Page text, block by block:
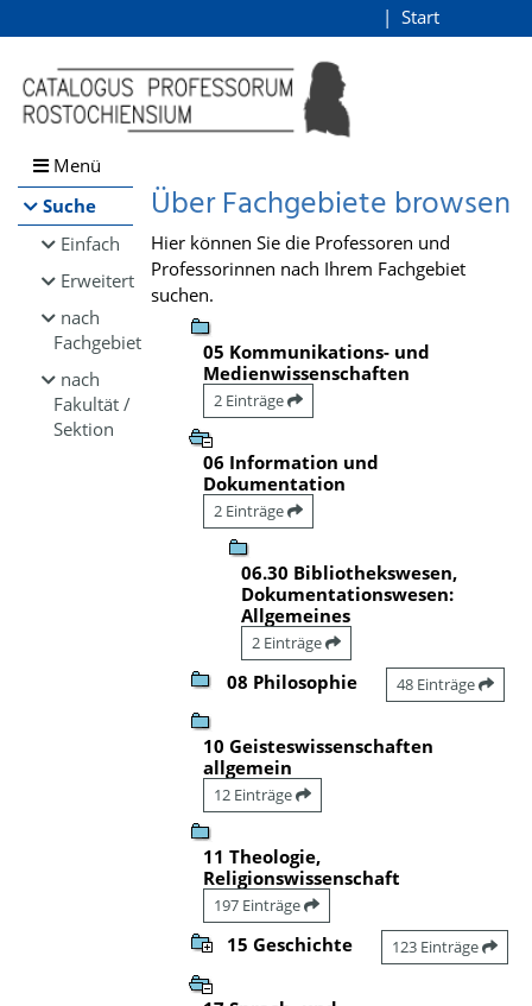
Browsen
direkt zum Inhalt
Start
Menü
Suche
Einfach
Erweitert
nach
Fachgebiet
nach
Fakultät /
Sektion
Über Fachgebiete browsen
Hier können Sie die Professoren und
Professorinnen nach Ihrem Fachgebiet
suchen.
05 Kommunikations- und
Medienwissenschaften
2 Einträge
06 Information und
Dokumentation
2 Einträge
06.30 Bibliothekswesen,
Dokumentationswesen:
Allgemeines
2 Einträge
08 Philosophie 48 Einträge
10 Geisteswissenschaften
allgemein
12 Einträge
11 Theologie,
Religionswissenschaft
197 Einträge
15 Geschichte 123 Einträge